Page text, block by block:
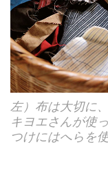
左）布は大切に
キヨエさんが使
つけにはへらを